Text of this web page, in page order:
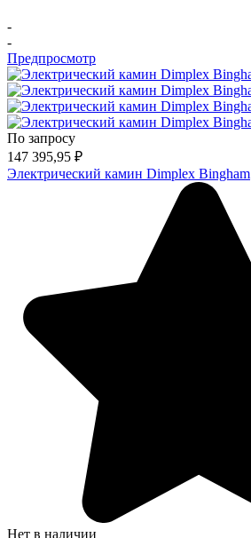
-
-
Предпросмотр
По запросу
147 395,95 ₽
Электрический камин Dimplex Bingham
Нет в наличии